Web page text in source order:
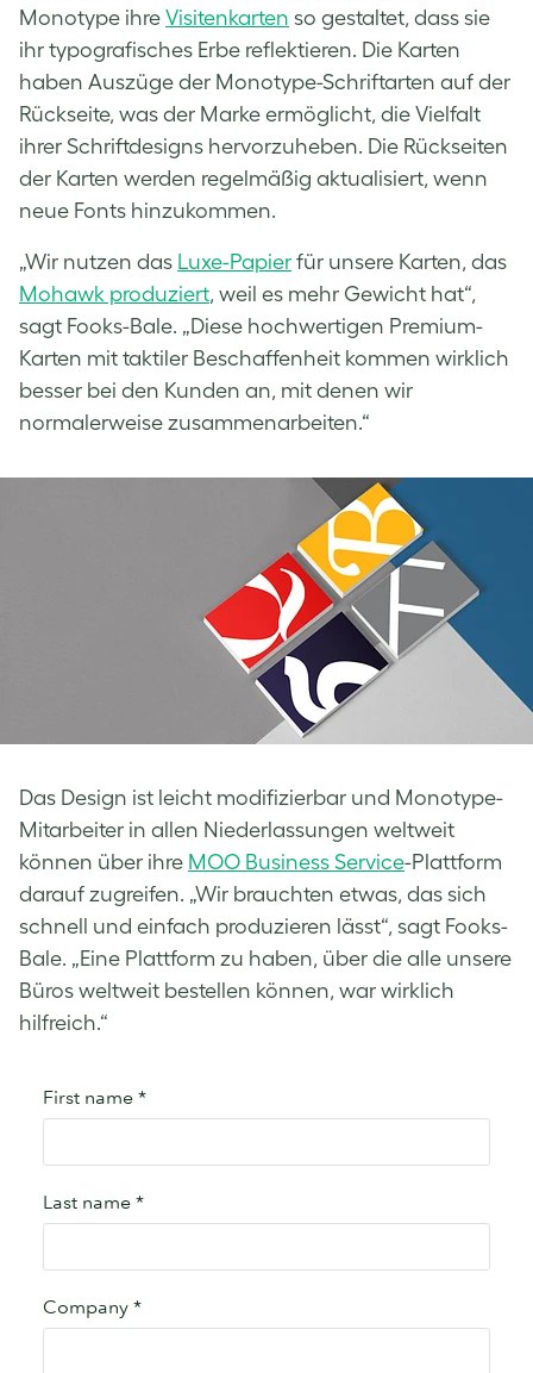
Monotype ihre Visitenkarten so gestaltet, dass sie
ihr typografisches Erbe reflektieren. Die Karten
haben Auszüge der Monotype-Schriftarten auf der
Rückseite, was der Marke ermöglicht, die Vielfalt
ihrer Schriftdesigns hervorzuheben. Die Rückseiten
der Karten werden regelmäßig aktualisiert, wenn
neue Fonts hinzukommen.
„Wir nutzen das Luxe-Papier für unsere Karten, das
Mohawk produziert, weil es mehr Gewicht hat“,
sagt Fooks-Bale. „Diese hochwertigen Premium-
Karten mit taktiler Beschaffenheit kommen wirklich
besser bei den Kunden an, mit denen wir
normalerweise zusammenarbeiten.“
Das Design ist leicht modifizierbar und Monotype-
Mitarbeiter in allen Niederlassungen weltweit
können über ihre MOO Business Service-Plattform
darauf zugreifen. „Wir brauchten etwas, das sich
schnell und einfach produzieren lässt“, sagt Fooks-
Bale. „Eine Plattform zu haben, über die alle unsere
Büros weltweit bestellen können, war wirklich
hilfreich.“